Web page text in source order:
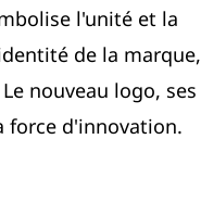
l'unité et la
de la marque,
nouveau logo, ses
force d'innovation.